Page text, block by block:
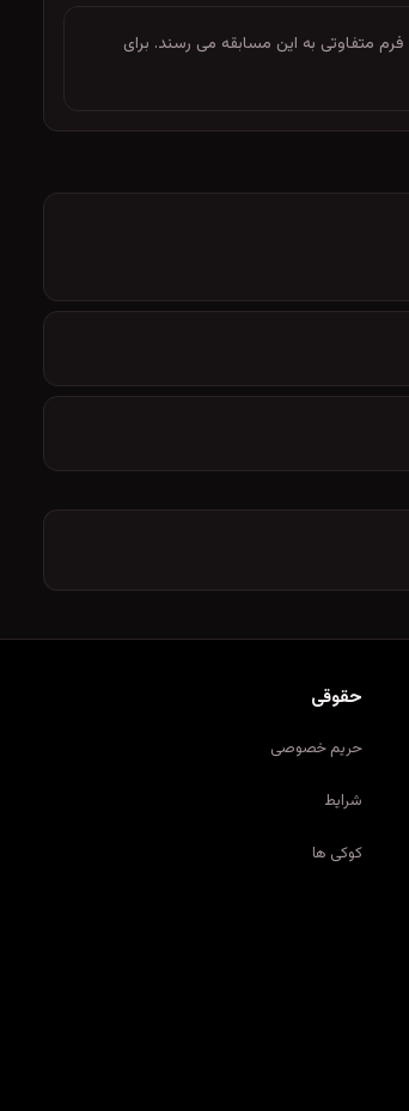
هر دو با فرم متفاوتی به این مسابقه می رسند. برای
حقوقی
حریم خصوصی
شرایط
کوکی ها